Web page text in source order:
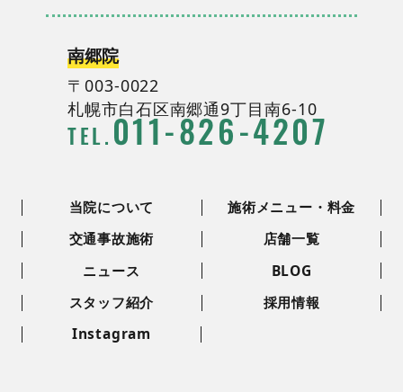
南郷院
〒003-0022
札幌市白石区南郷通9丁目南6-10
TEL. 011 -826 -4207
当院について
施術メニュー・料金
交通事故施術
店舗一覧
ニュース
BLOG
スタッフ紹介
採用情報
Instagram